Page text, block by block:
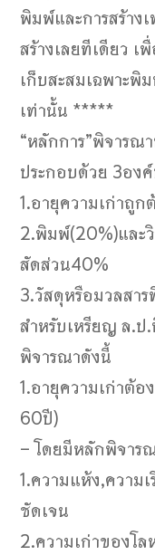
พิมพ์และการสร้าง
สร้างเลยทีเดียว
เก็บสะสมเฉพาะพิ
เท่านั้น *****
“หลักการ”พิจารณ
ประกอบด้วย 3อง
1.อายุความเก่าถู
2.พิมพ์(20%)และ
สัดส่วน40%
3.วัสดุหรือมวลสา
สำหรับเหรียญ ล.ป
พิจารณาดังนี้
1.อายุความเก่าต้
60ปี)
– โดยมีหลักพิจาร
1.ความแห้ง,ความ
ชัดเจน
2.ความเก่าของโล